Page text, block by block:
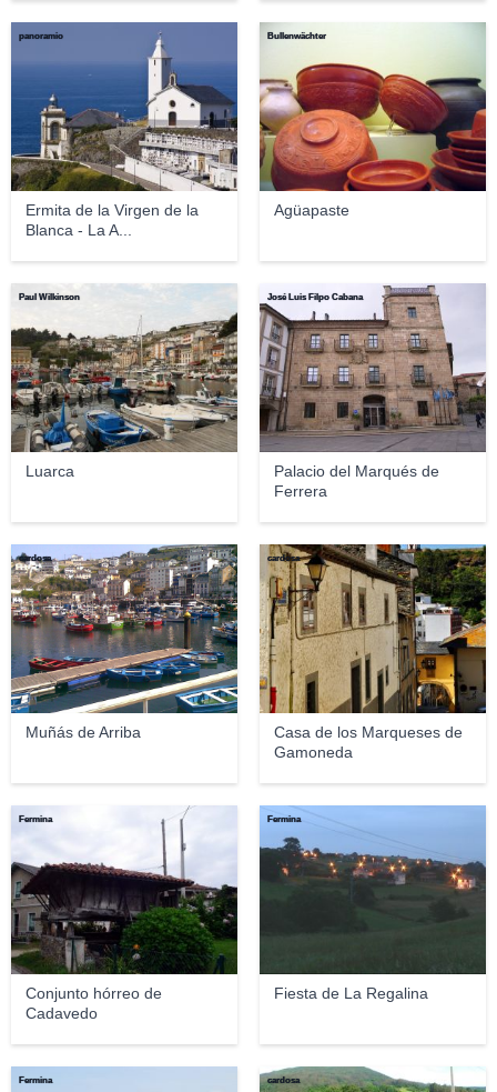
Ermita de la Virgen de la
Blanca - La A...
panoramio
Agüapaste
Bullenwächter
Luarca
Paul Wilkinson
Palacio del Marqués de
Ferrera
José Luis Filpo Cabana
Muñás de Arriba
cardosa
Casa de los Marqueses de
Gamoneda
cardosa
Conjunto hórreo de
Cadavedo
Fermina
Fiesta de La Regalina
Fermina
Fermina cardosa